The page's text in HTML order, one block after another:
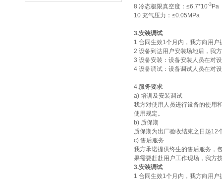
8 冷态极限真空度：≤6.7*10-3Pa
10 充气压力：≤0.05MPa
3.安装调试
1 合同生效1个月内，我方向用
2 设备到达用户安装场地后，我
3 设备安装：设备安装人员在对
4 设备调试：设备调试人员在对
4.服务要求
a) 培训及安装调试
我方对使用人员进行设备的使用
使用规定。
b) 质保期
质保期为出厂验收结束之日起12
c) 售后服务
我方承诺提供终生的售后服务，
果需要赶赴用户工作现场，我方
3.安装调试
1 合同生效1个月内，我方向用